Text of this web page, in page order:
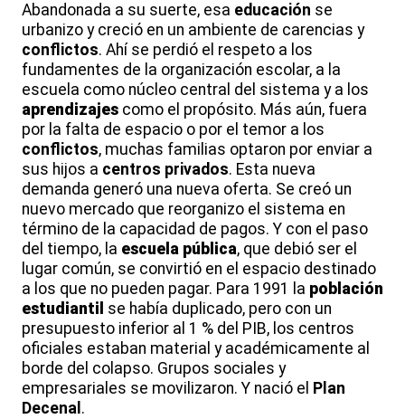
Abandonada a su suerte, esa educación se
urbanizo y creció en un ambiente de carencias y
conflictos. Ahí se perdió el respeto a los
fundamentes de la organización escolar, a la
escuela como núcleo central del sistema y a los
aprendizajes como el propósito. Más aún, fuera
por la falta de espacio o por el temor a los
conflictos, muchas familias optaron por enviar a
sus hijos a centros privados. Esta nueva
demanda generó una nueva oferta. Se creó un
nuevo mercado que reorganizo el sistema en
término de la capacidad de pagos. Y con el paso
del tiempo, la escuela pública, que debió ser el
lugar común, se convirtió en el espacio destinado
a los que no pueden pagar. Para 1991 la población
estudiantil se había duplicado, pero con un
presupuesto inferior al 1 % del PIB, los centros
oficiales estaban material y académicamente al
borde del colapso. Grupos sociales y
empresariales se movilizaron. Y nació el Plan
Decenal .